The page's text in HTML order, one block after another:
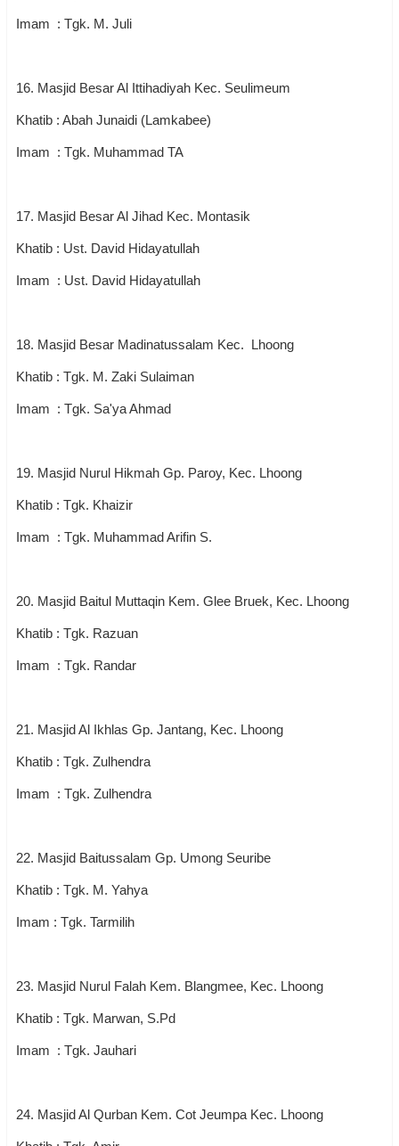
Imam : Tgk. M. Juli
16. Masjid Besar Al Ittihadiyah Kec. Seulimeum
Khatib : Abah Junaidi (Lamkabee)
Imam : Tgk. Muhammad TA
17. Masjid Besar Al Jihad Kec. Montasik
Khatib : Ust. David Hidayatullah
Imam : Ust. David Hidayatullah
18. Masjid Besar Madinatussalam Kec. Lhoong
Khatib : Tgk. M. Zaki Sulaiman
Imam : Tgk. Sa'ya Ahmad
19. Masjid Nurul Hikmah Gp. Paroy, Kec. Lhoong
Khatib : Tgk. Khaizir
Imam : Tgk. Muhammad Arifin S.
20. Masjid Baitul Muttaqin Kem. Glee Bruek, Kec. Lhoong
Khatib : Tgk. Razuan
Imam : Tgk. Randar
21. Masjid Al Ikhlas Gp. Jantang, Kec. Lhoong
Khatib : Tgk. Zulhendra
Imam : Tgk. Zulhendra
22. Masjid Baitussalam Gp. Umong Seuribe
Khatib : Tgk. M. Yahya
Imam : Tgk. Tarmilih
23. Masjid Nurul Falah Kem. Blangmee, Kec. Lhoong
Khatib : Tgk. Marwan, S.Pd
Imam : Tgk. Jauhari
24. Masjid Al Qurban Kem. Cot Jeumpa Kec. Lhoong